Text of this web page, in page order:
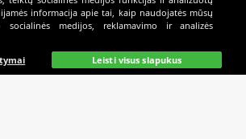
Paieška Mano Kazino
informacija apie tai, kaip naudojatės mūsų
socialinės medijos, reklamavimo ir analizės
Leisti visus slapukus